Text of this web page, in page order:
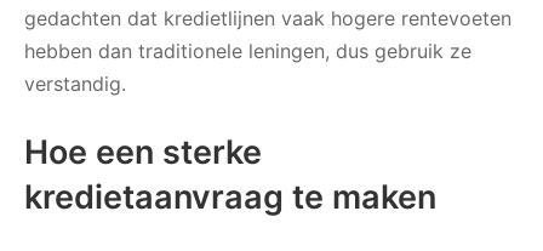
gedachten dat kredietlijnen vaak hogere rentevoeten
hebben dan traditionele leningen, dus gebruik ze
verstandig.
Hoe een sterke
kredietaanvraag te maken